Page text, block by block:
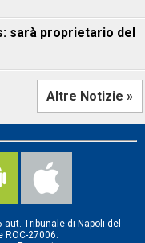
sarà proprietario del
Altre Notizie »
Tribunale di Napoli del
27006.